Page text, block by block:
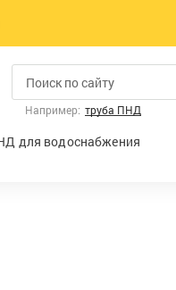
Например: труба ПНД
для водоснабжения